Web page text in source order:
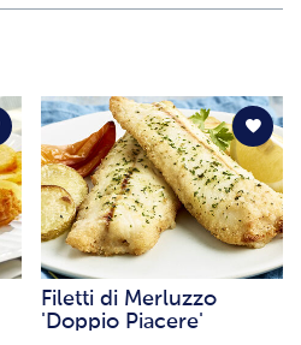
Filetti di Merluzzo
'Doppio Piacere'